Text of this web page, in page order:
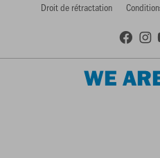
Droit de rétractation
WE